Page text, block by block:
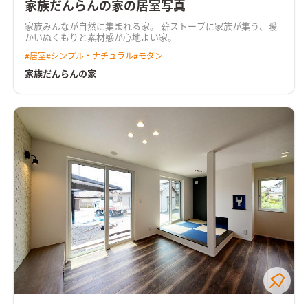
家族だんらんの家の居室写真
家族みんなが自然に集まれる家。 薪ストーブに家族が集う、暖
かいぬくもりと素材感が心地よい家。
#居室#シンプル・ナチュラル#モダン
家族だんらんの家